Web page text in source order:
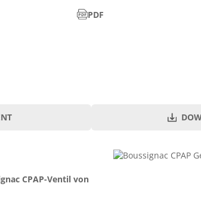
PDF
PZN
CPAP-Ventil von